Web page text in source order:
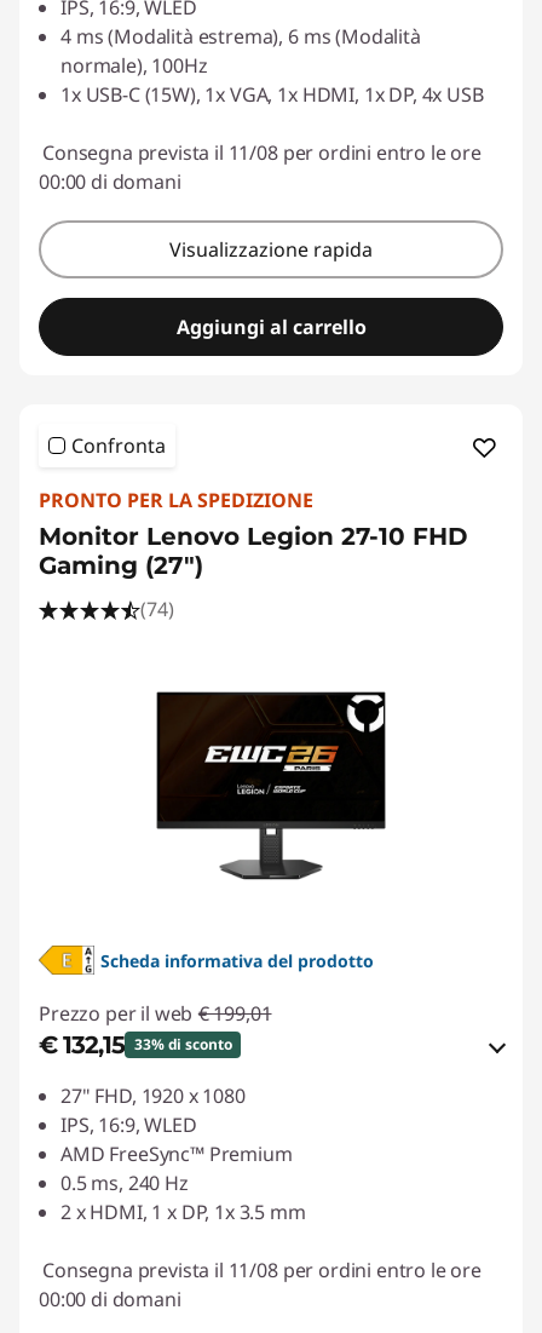
Usa il coupon : ESTATE
IPS, 16:9, WLED
4 ms (Modalità estrema), 6 ms (Modalità
normale), 100Hz
1x USB-C (15W), 1x VGA, 1x HDMI, 1x DP, 4x USB
Consegna prevista il 11/08 per ordini entro le ore
00:00 di domani
Visualizzazione rapida
Aggiungi al carrello
Confronta
PRONTO PER LA SPEDIZIONE
Monitor Lenovo Legion 27-10 FHD
Gaming (27")
(74)
Scheda informativa del prodotto
Prezzo per il web € 199,01
€ 132,15 33% di sconto
Risparmi eCoupon :-€ 66,86
Usa il coupon :LUGLIO
27" FHD, 1920 x 1080
IPS, 16:9, WLED
AMD FreeSync™ Premium
0.5 ms, 240 Hz
2 x HDMI, 1 x DP, 1x 3.5 mm
Consegna prevista il 11/08 per ordini entro le ore
00:00 di domani